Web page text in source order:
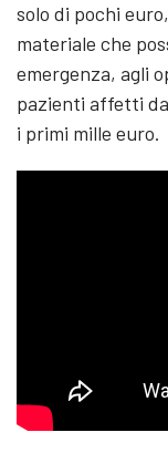
solo di pochi
materiale che
emergenza, agli
pazienti affetti
i primi mille euro.